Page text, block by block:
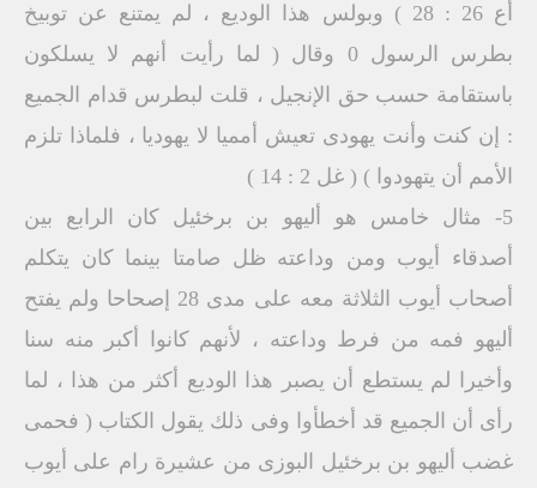
أع 26 : 28 ) وبولس هذا الوديع ، لم يمتنع عن توبيخ
بطرس الرسول 0 وقال ( لما رأيت أنهم لا يسلكون
باستقامة حسب حق الإنجيل ، قلت لبطرس قدام الجميع
: إن كنت وأنت يهودى تعيش أمميا لا يهوديا ، فلماذا تلزم
الأمم أن يتهودوا ) ( غل 2 : 14 )
5- مثال خامس هو أليهو بن برخئيل كان الرابع بين
أصدقاء أيوب ومن وداعته ظل صامتا بينما كان يتكلم
أصحاب أيوب الثلاثة معه على مدى 28 إصحاحا ولم يفتح
أليهو فمه من فرط وداعته ، لأنهم كانوا أكبر منه سنا
وأخيرا لم يستطع أن يصبر هذا الوديع أكثر من هذا ، لما
رأى أن الجميع قد أخطأوا وفى ذلك يقول الكتاب ( فحمى
غضب أليهو بن برخئيل البوزى من عشيرة رام على أيوب